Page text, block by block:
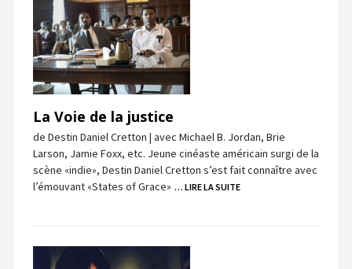
La Voie de la justice
de Destin Daniel Cretton | avec Michael B. Jordan, Brie
Larson, Jamie Foxx, etc. Jeune cinéaste américain surgi de la
scène «indie», Destin Daniel Cretton s’est fait connaître avec
l’émouvant «States of Grace» … LIRE LA SUITE